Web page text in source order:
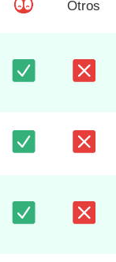
Otros